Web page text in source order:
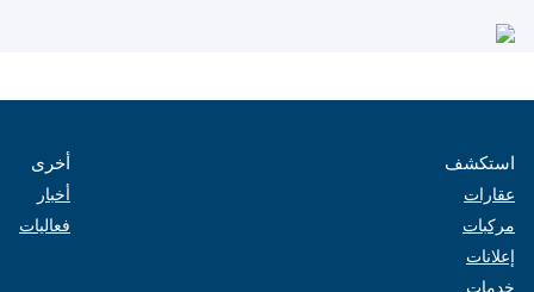
استكشف
عقارات
مركبات
إعلانات
خدمات
أخرى
أخبار
فعاليات